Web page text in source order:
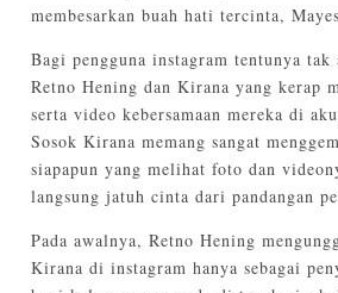
membesarkan buah hati tercinta,
Bagi pengguna instagram tentunya tak
Retno Hening dan Kirana yang kerap
serta video kebersamaan mereka di
Sosok Kirana memang sangat
siapapun yang melihat foto dan
langsung jatuh cinta dari pandangan
Pada awalnya, Retno Hening
Kirana di instagram hanya sebagai